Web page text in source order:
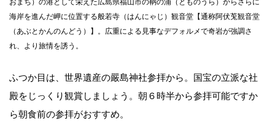
おまち）の港として栄えた広島県福山市の鞆の浦（とものうら）からさらに
海岸を進んだ岬に位置する般若寺（はんにゃじ）観音堂【通称阿伏莵観音堂
（あぶとかんのんどう）】。広重による見事なデフォルメで奇岩が強調さ
れ、より旅情を誘う。
ふつか目は、世界遺産の嚴島神社参拝から。国宝の立派な社
殿をじっくり観賞しましょう。朝６時半から参拝可能ですか
ら朝食前の参拝がおすすめ。